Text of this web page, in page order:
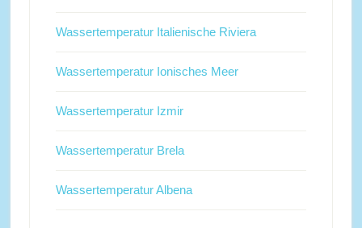
Wassertemperatur Italienische Riviera
Wassertemperatur Ionisches Meer
Wassertemperatur Izmir
Wassertemperatur Brela
Wassertemperatur Albena